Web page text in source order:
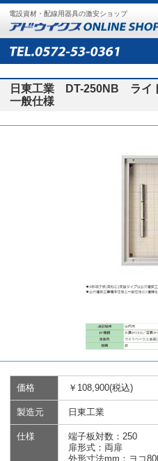
電設資材・配線用器具の激安ショップ
日東工業 DT-250NB ライ
一般仕様
価格 ￥108,900(税込)
製造元 日東工業
仕様
端子板対数：250
扉形式：両扉
外形寸法mm：ヨコ